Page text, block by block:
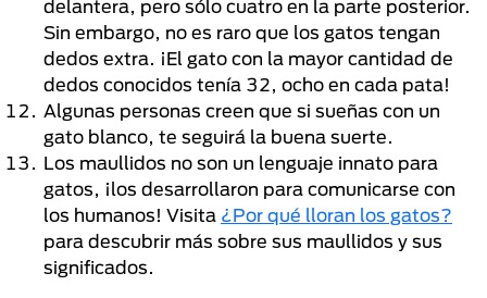
delantera, pero sólo cuatro en la parte posterior.
Sin embargo, no es raro que los gatos tengan
dedos extra. ¡El gato con la mayor cantidad de
dedos conocidos tenía 32, ocho en cada pata!
Algunas personas creen que si sueñas con un
gato blanco, te seguirá la buena suerte.
Los maullidos no son un lenguaje innato para
gatos, ¡los desarrollaron para comunicarse con
los humanos! Visita ¿Por qué lloran los gatos?
para descubrir más sobre sus maullidos y sus
significados.